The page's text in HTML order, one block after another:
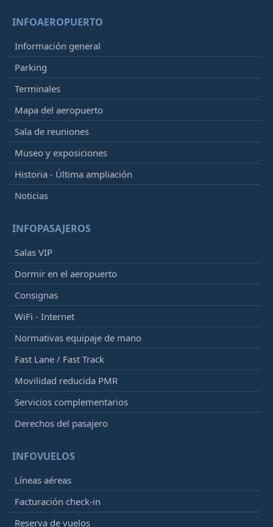
INFOAEROPUERTO
Información general
Parking
Terminales
Mapa del aeropuerto
Sala de reuniones
Museo y exposiciones
Historia - Última ampliación
Noticias
INFOPASAJEROS
Salas VIP
Dormir en el aeropuerto
Consignas
WiFi - Internet
Normativas equipaje de mano
Fast Lane / Fast Track
Movilidad reducida PMR
Servicios complementarios
Derechos del pasajero
INFOVUELOS
Líneas aéreas
Facturación check-in
Reserva de vuelos